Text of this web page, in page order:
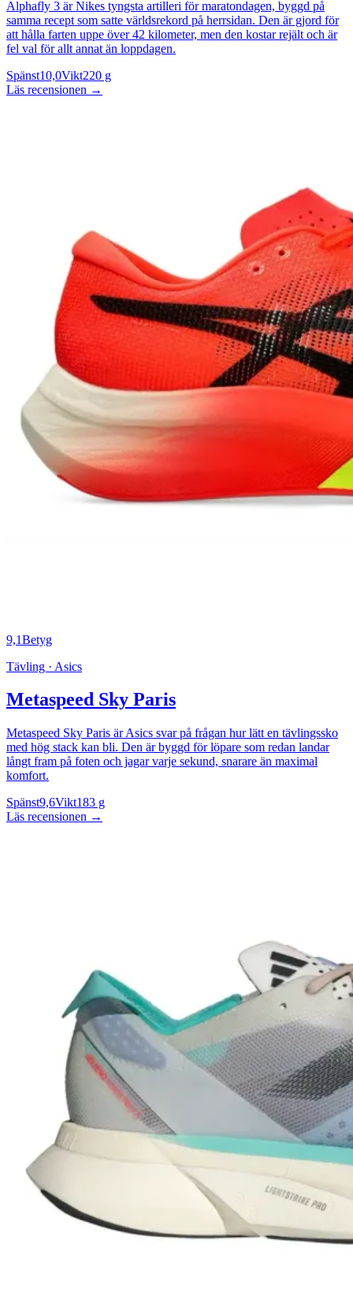
Alphafly 3 är Nikes tyngsta artilleri för maratondagen, byggd på
samma recept som satte världsrekord på herrsidan. Den är gjord för
att hålla farten uppe över 42 kilometer, men den kostar rejält och är
fel val för allt annat än loppdagen.
Spänst10,0Vikt220 g
Läs recensionen →
9,1Betyg
Tävling · Asics
Metaspeed Sky Paris
Metaspeed Sky Paris är Asics svar på frågan hur lätt en tävlingssko
med hög stack kan bli. Den är byggd för löpare som redan landar
långt fram på foten och jagar varje sekund, snarare än maximal
komfort.
Spänst9,6Vikt183 g
Läs recensionen →